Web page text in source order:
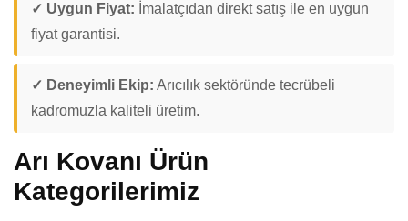
✓ Uygun Fiyat: İmalatçıdan direkt satış ile en uygun
fiyat garantisi.
✓ Deneyimli Ekip: Arıcılık sektöründe tecrübeli
kadromuzla kaliteli üretim.
Arı Kovanı Ürün
Kategorilerimiz